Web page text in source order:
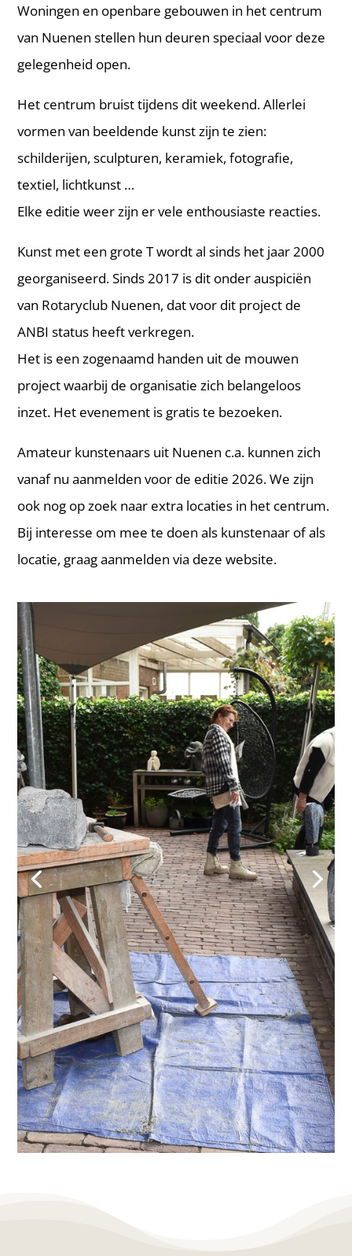
Woningen en openbare gebouwen in het centrum
van Nuenen stellen hun deuren speciaal voor deze
gelegenheid open.
Het centrum bruist tijdens dit weekend. Allerlei
vormen van beeldende kunst zijn te zien:
schilderijen, sculpturen, keramiek, fotografie,
textiel, lichtkunst …
Elke editie weer zijn er vele enthousiaste reacties.
Kunst met een grote T wordt al sinds het jaar 2000
georganiseerd. Sinds 2017 is dit onder auspiciën
van Rotaryclub Nuenen, dat voor dit project de
ANBI status heeft verkregen.
Het is een zogenaamd handen uit de mouwen
project waarbij de organisatie zich belangeloos
inzet. Het evenement is gratis te bezoeken.
Amateur kunstenaars uit Nuenen c.a. kunnen zich
vanaf nu aanmelden voor de editie 2026. We zijn
ook nog op zoek naar extra locaties in het centrum.
Bij interesse om mee te doen als kunstenaar of als
locatie, graag aanmelden via deze website.